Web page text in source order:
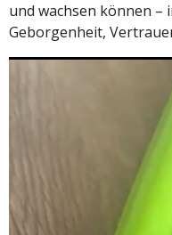
und wachsen können –
Geborgenheit,